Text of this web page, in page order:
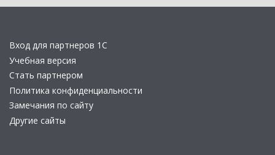
Вход для партнеров 1С
Учебная версия
Стать партнером
Политика конфиденциальности
Замечания по сайту
Другие сайты